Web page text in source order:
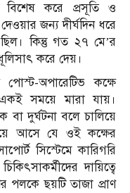
বিশেষ করে প্রসূতি ও
জন্য দীর্ঘদিন ধরে
কিন্তু গত ২৭ মে’র
করে দেয়।
পোস্ট-অপারেটিভ কক্ষে
সময়ে মারা যায়।
বা দুর্ঘটনা বলে চালিয়ে
আসে যে ওই কক্ষের
সিস্টেমে কারিগরি
দায়িত্বে
পলকে ছয়টি তাজা প্রাণ